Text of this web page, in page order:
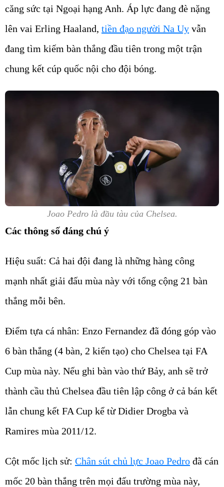
căng sức tại Ngoại hạng Anh. Áp lực đang đè nặng
lên vai Erling Haaland, tiền đạo người Na Uy vẫn
đang tìm kiếm bàn thắng đầu tiên trong một trận
chung kết cúp quốc nội cho đội bóng.
Joao Pedro là đầu tàu của Chelsea.
Các thông số đáng chú ý
Hiệu suất: Cả hai đội đang là những hàng công
mạnh nhất giải đấu mùa này với tổng cộng 21 bàn
thắng mỗi bên.
Điểm tựa cá nhân: Enzo Fernandez đã đóng góp vào
6 bàn thắng (4 bàn, 2 kiến tạo) cho Chelsea tại FA
Cup mùa này. Nếu ghi bàn vào thứ Bảy, anh sẽ trở
thành cầu thủ Chelsea đầu tiên lập công ở cả bán kết
lẫn chung kết FA Cup kể từ Didier Drogba và
Ramires mùa 2011/12.
Cột mốc lịch sử: Chân sút chủ lực Joao Pedro đã cán
mốc 20 bàn thắng trên mọi đấu trường mùa này,